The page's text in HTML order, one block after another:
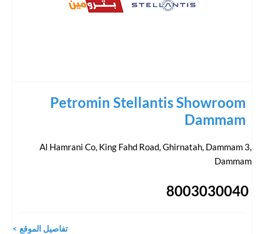
Petromin Stellantis Showroom
Dammam
Al Hamrani Co, King Fahd Road, Ghirnatah, Dammam 3
Dammam
8003030040
تفاصيل الموقع